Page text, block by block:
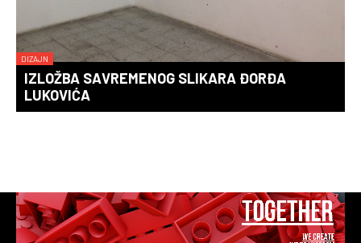
DIZAJN
IZLOŽBA SAVREMENOG SLIKARA ĐORĐA
LUKOVIĆA